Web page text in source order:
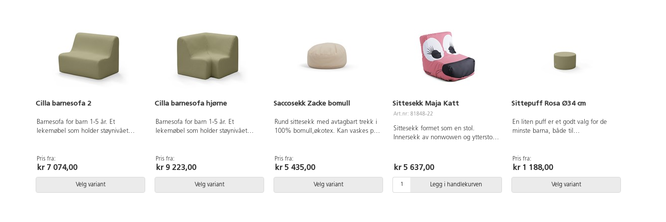
Cilla barnesofa 2
Barnesofa for barn 1-5 år. Et
lekemøbel som holder støynivået
seg. Avtakbart trekk i stoff Slttsfjord,
et slitesterkt ull-lignende
Trekket kan tas av og vaskes på
60°C, ikke tørketrommel. Bredde 70
Pris fra:
kr 7 074,00
Velg variant
Cilla barnesofa hjørne
Barnesofa for barn 1-5 år. Et
lekemøbel som holder støynivået
seg. Avtakbart trekk i stoff Slttsfjord,
et slitesterkt ull-lignende
Trekket kan tas av og vaskes på
60°C, ikke tørketrommel. Bredde 64
Pris fra:
kr 9 223,00
Velg variant
Saccosekk Zacke bomull
Rund sittesekk med avtagbart trekk i
100% bomull,økotex. Kan vaskes på
60-70 cm.
Pris fra:
kr 5 435,00
Velg variant
Sittesekk Maja Katt
Art.nr: 81848-22
Sittesekk formet som en stol.
Innersekk av nonwowen og ytterstoff
polyeterskum, som gir stabil form og
bekvem sittekomfort. Mål: sittedybde
55 cm, totaldybde 95 cm. Sittehøyde
35 cm, totalhøyde 85 cm. Ytterstoff
kr 5 637,00
Legg i handlekurven
Sittepuff Rosa Ø34 cm
En liten puff er et godt valg for de
minste barna, både til
gir både komfort og støtte, og det
avtakbare trekket gjør den enkel å
miljø med mindre barn. Høyde 20
cm.
Pris fra:
kr 1 188,00
Velg variant